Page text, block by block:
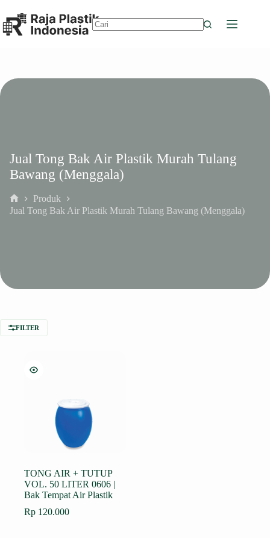
to
content
Jual Tong Bak Air Plastik Murah Tulang
Bawang (Menggala)
Home
Produk
Jual Tong Bak Air Plastik Murah Tulang Bawang (Menggala)
FILTER
TONG AIR + TUTUP
VOL. 50 LITER 0606 |
Bak Tempat Air Plastik
Rp 120.000